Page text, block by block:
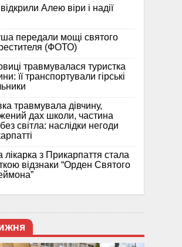
Алею віри і надії
передали мощі святого
(ФОТО)
травмувалася туристка
її транспортували гірські
травмувала дівчину,
дах школи, частина
світла: наслідки негоди
лікарка з Прикарпаття стала
відзнаки “Орден Святого